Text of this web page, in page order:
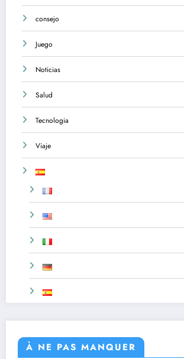
consejo
Juego
Noticias
Salud
Tecnologia
Viaje
À NE PAS MANQUER